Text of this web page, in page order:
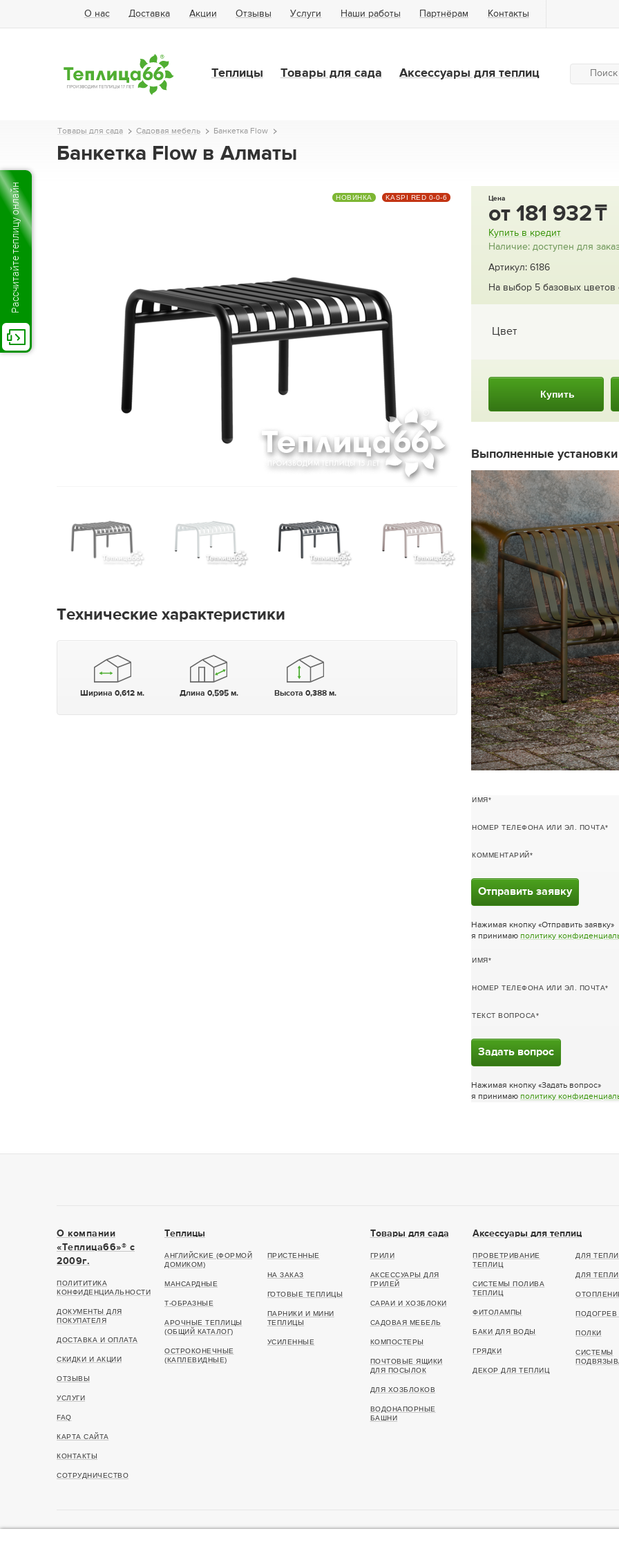
О нас Доставка Акции Отзывы Услуги Наши работы Партнёрам Контакты
Теплицы Товары для сада Аксессуары для теплиц
Товары для сада Садовая мебель Банкетка Flow
Банкетка Flow в Алматы
НОВИНКА KASPI RED 0-0-6
Технические характеристики
Ширина 0,612 м. Длина 0,595 м. Высота 0,388 м.
Цена
от 181 932
Купить в кредит
Наличие: доступен для
Артикул: 6186
На выбор 5 базовых цветов
Цвет
Купить
Выполненные установки
ИМЯ
НОМЕР ТЕЛЕФОНА ИЛИ ЭЛ. ПОЧТА
КОММЕНТАРИЙ
Отправить заявку
Нажимая кнопку «Отправить заявку»
я принимаю политику
ИМЯ
НОМЕР ТЕЛЕФОНА ИЛИ ЭЛ. ПОЧТА
ТЕКСТ ВОПРОСА
Задать вопрос
Нажимая кнопку «Задать вопрос»
я принимаю политику
О компании
«Теплица66»® c
2009г.
ПОЛИТИТИКА
КОНФИДЕНЦИАЛЬНОСТИ
ДОКУМЕНТЫ ДЛЯ
ПОКУПАТЕЛЯ
ДОСТАВКА И ОПЛАТА
СКИДКИ И АКЦИИ
ОТЗЫВЫ
УСЛУГИ
FAQ
КАРТА САЙТА
КОНТАКТЫ
СОТРУДНИЧЕСТВО
Теплицы
АНГЛИЙСКИЕ (ФОРМОЙ
ДОМИКОМ)
МАНСАРДНЫЕ
Т-ОБРАЗНЫЕ
АРОЧНЫЕ ТЕПЛИЦЫ
(ОБЩИЙ КАТАЛОГ)
ОСТРОКОНЕЧНЫЕ
(КАПЛЕВИДНЫЕ)
ПРИСТЕННЫЕ
НА ЗАКАЗ
ГОТОВЫЕ ТЕПЛИЦЫ
ПАРНИКИ И МИНИ
ТЕПЛИЦЫ
УСИЛЕННЫЕ
Товары для сада
ГРИЛИ
АКСЕССУАРЫ ДЛЯ
ГРИЛЕЙ
САРАИ И ХОЗБЛОКИ
САДОВАЯ МЕБЕЛЬ
КОМПОСТЕРЫ
ПОЧТОВЫЕ ЯЩИКИ
ДЛЯ ПОСЫЛОК
ДЛЯ ХОЗБЛОКОВ
ВОДОНАПОРНЫЕ
БАШНИ
Аксессуары для теплиц
ПРОВЕТРИВАНИЕ
ТЕПЛИЦ
СИСТЕМЫ ПОЛИВА
ТЕПЛИЦ
ФИТОЛАМПЫ
БАКИ ДЛЯ ВОДЫ
ГРЯДКИ
ДЕКОР ДЛЯ ТЕПЛИЦ
ДЛЯ
ДЛЯ
ПОДОГРЕВ
ПОЛКИ
СИСТЕМЫ
Рассчитайте теплицу онлайн